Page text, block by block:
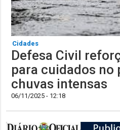
Cidades
Defesa Civil
para cuidados no
chuvas intensas
06/11/2025 - 12:18